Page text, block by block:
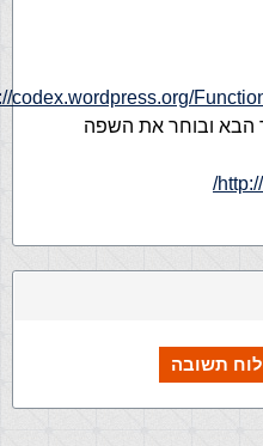
codex.wordpress.org/
הבא ובוחר את השפה
תשובה